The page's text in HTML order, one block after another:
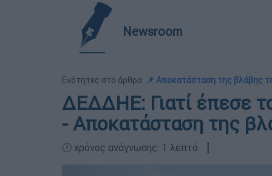
Newsroom
Ενότητες στο άρθρο: 📌 Αποκατάσταση της βλάβης
ΔΕΔΔΗΕ: Γιατί έπεσε
- Αποκατάσταση της
🕛 χρόνος ανάγνωσης: 1 λεπτό ┋